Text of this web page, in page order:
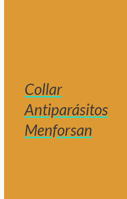
Collar
Antiparásitos
Menforsan